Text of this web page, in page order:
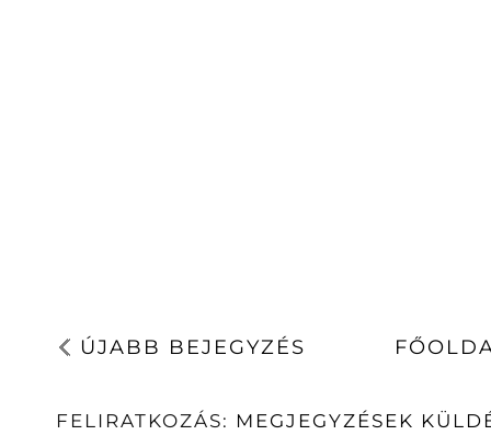
ÚJABB BEJEGYZÉS
FELIRATKOZÁS: MEGJEGYZÉSEK